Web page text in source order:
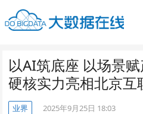
以AI筑底座 以场景
硬核实力亮相北京互
业界 2025年9月25日 18:03